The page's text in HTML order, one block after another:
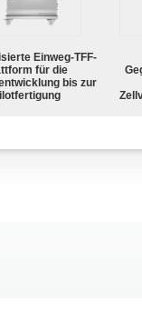
Einweg-TFF-
für die
bis zur